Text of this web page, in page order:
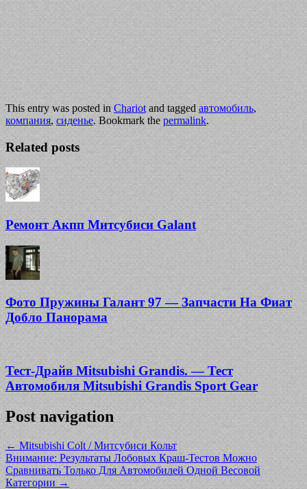
This entry was posted in Chariotand taggedавтомобиль,
компания, сиденье. Bookmark the permalink.
Related posts
Ремонт Акпп Митсубиси Galant
Фото Пружины Галант 97 — Запчасти На Фиат
Добло Панорама
Тест-Драйв Mitsubishi Grandis. — Тест
Автомобиля Mitsubishi Grandis Sport Gear
Post navigation
← Mitsubishi Colt / Митсубиси Кольт
Внимание: Результаты Лобовых Краш-Тестов Можно
Сравнивать Только Для Автомобилей Одной Весовой
Категории →